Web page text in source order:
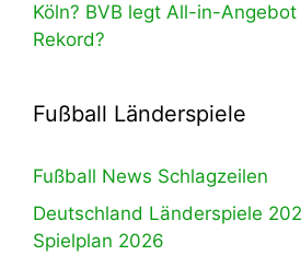
Köln? BVB legt All-in-
Rekord?
Fußball Länderspiele
Fußball News Schlagzeilen
Deutschland Länderspiele
Spielplan 2026